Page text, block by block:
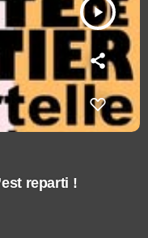
play_arrow
reparti !